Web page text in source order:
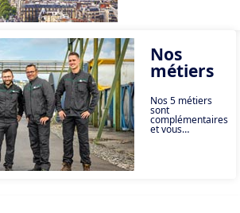
Nos
métiers
Nos 5 métiers
sont
complémentaires
et vous